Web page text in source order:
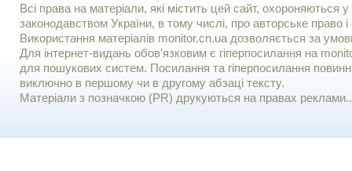
Всі права на матеріали, які містить цей сайт, охороняються у
законодавством України, в тому числі, про авторське право і
Використання матерiалiв monitor.cn.ua дозволяється за
Для iнтернет-видань обов'язковим є гiперпосилання на
для пошукових систем. Посилання та гіперпосилання
виключно в першому чи в другому абзаці тексту.
Матеріали з позначкою (PR) друкуються на правах реклами..